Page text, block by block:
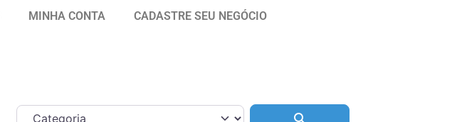
MINHA CONTA CADASTRE SEU NEGÓCIO